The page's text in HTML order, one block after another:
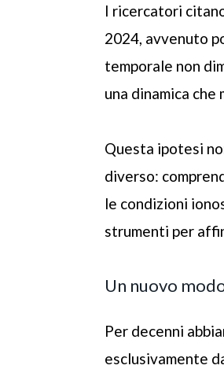
I ricercatori
2024, avvenuto
temporale non
una dinamica
Questa ipotesi
diverso:
le condizioni
strumenti per
Un nuovo
Per decenni
esclusivamente